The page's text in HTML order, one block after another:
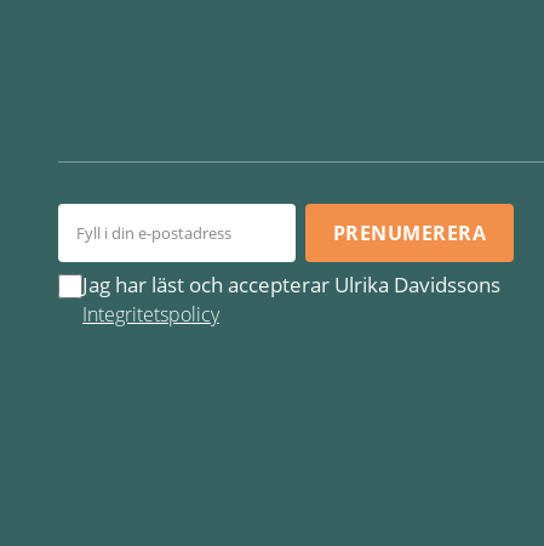
PRENUMERERA
Jag har läst och accepterar Ulrika Davidssons
Integritetspolicy